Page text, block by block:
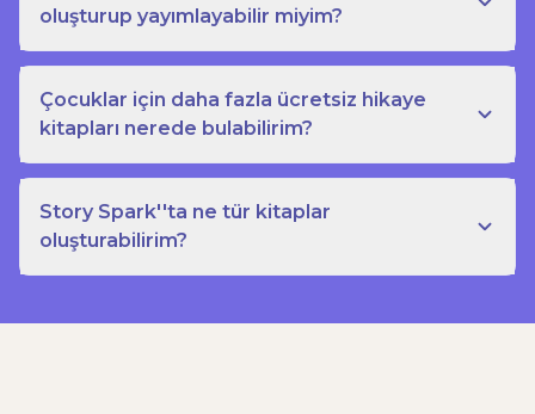
oluşturup yayımlayabilir miyim?
Çocuklar için daha fazla ücretsiz hikaye
kitapları nerede bulabilirim?
Story Spark''ta ne tür kitaplar
oluşturabilirim?